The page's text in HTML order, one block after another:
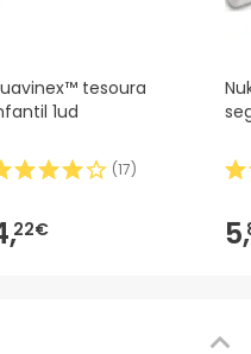
tesoura
1ud
(17)
22€ 5,